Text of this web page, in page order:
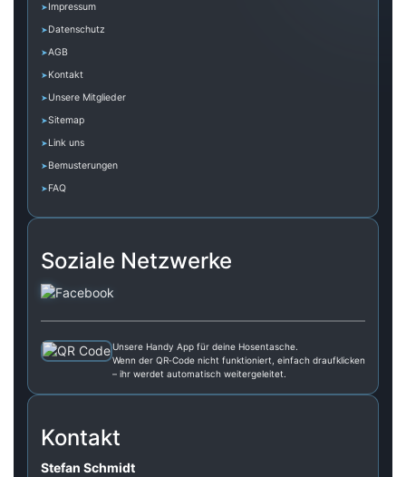
Impressum
Datenschutz
AGB
Kontakt
Unsere Mitglieder
Sitemap
Link uns
Bemusterungen
FAQ
Soziale Netzwerke
Unsere Handy App für deine Hosentasche.
Wenn der QR‑Code nicht funktioniert, einfach draufklicken
– ihr werdet automatisch weitergeleitet.
Kontakt
Stefan Schmidt